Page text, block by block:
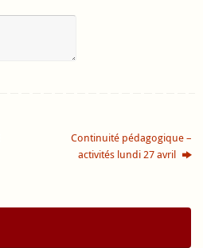
Continuité pédagogique –
activités lundi 27 avril